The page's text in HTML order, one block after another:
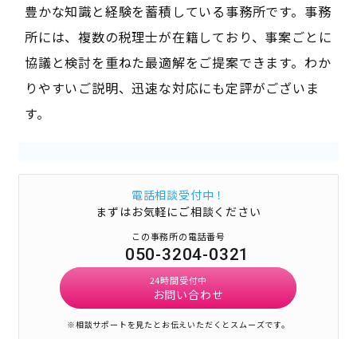
豊かな知識と経験を蓄積している事務所です。事務
所には、複数の税理士が在籍しており、事案ごとに
協議と検討を重ねた最適解をご提案できます。わか
りやすいご説明、迅速な対応にも定評がございま
す。
電話相談受付中！
まずはお気軽にご相談ください
この事務所の電話番号
050-3204-0321
24時間受付中
お問い合わせ
※相談サポートを見たとお伝えいただくとスムーズです。